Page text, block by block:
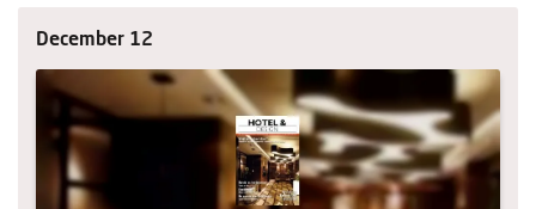
December 12